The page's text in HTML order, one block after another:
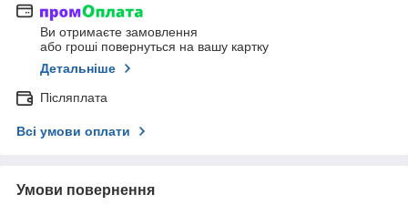
Ви отримаєте замовлення
або гроші повернуться на вашу картку
Детальніше
Післяплата
Всі умови оплати
Умови повернення